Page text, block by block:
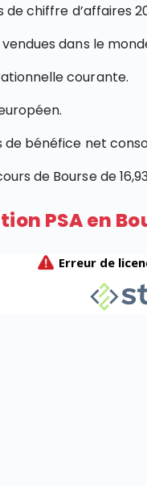
de chiffre d’affaires
dans le
courante.
de bénéfice net
de Bourse de
PSA en